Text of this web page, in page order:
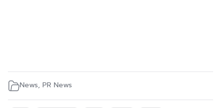
News, PR News